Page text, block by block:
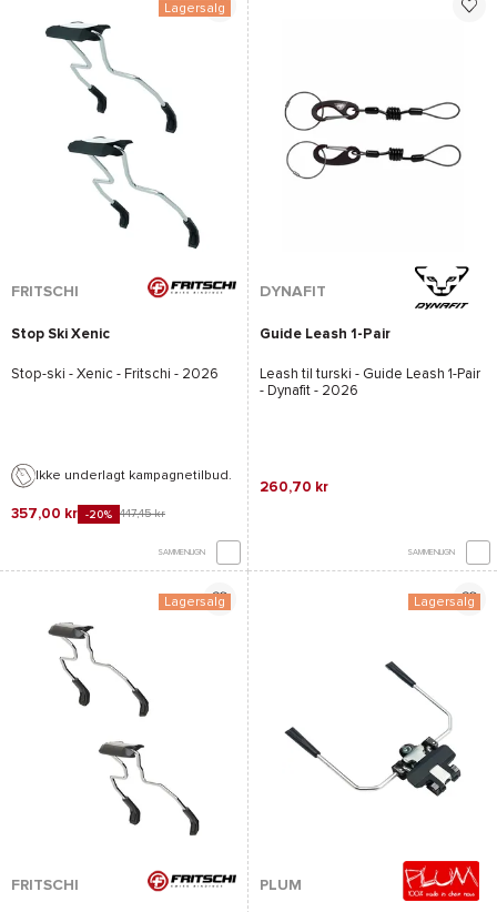
Lagersalg
FRITSCHI
Stop Ski Xenic
Stop-ski - Xenic - Fritschi - 2026
Ikke underlagt kampagnetilbud.
357,00 kr -20% 447,45 kr
SAMMENLIGN
DYNAFIT
Guide Leash 1-Pair
Leash til turski - Guide Leash 1-Pair
- Dynafit - 2026
260,70 kr
SAMMENLIGN
Lagersalg
FRITSCHI
Lagersalg
PLUM